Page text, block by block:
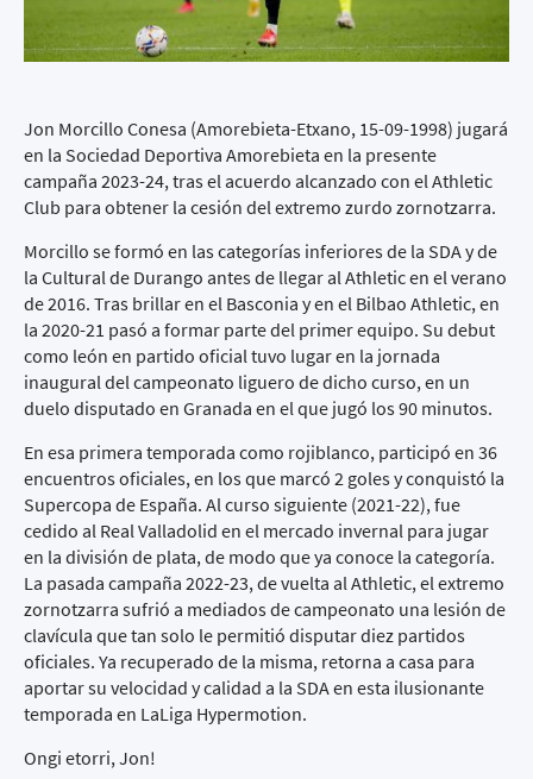
Jon Morcillo Conesa (Amorebieta-Etxano, 15-09-1998) jugará
en la Sociedad Deportiva Amorebieta en la presente
campaña 2023-24, tras el acuerdo alcanzado con el Athletic
Club para obtener la cesión del extremo zurdo zornotzarra.
Morcillo se formó en las categorías inferiores de la SDA y de
la Cultural de Durango antes de llegar al Athletic en el verano
de 2016. Tras brillar en el Basconia y en el Bilbao Athletic, en
la 2020-21 pasó a formar parte del primer equipo. Su debut
como león en partido oficial tuvo lugar en la jornada
inaugural del campeonato liguero de dicho curso, en un
duelo disputado en Granada en el que jugó los 90 minutos.
En esa primera temporada como rojiblanco, participó en 36
encuentros oficiales, en los que marcó 2 goles y conquistó la
Supercopa de España. Al curso siguiente (2021-22), fue
cedido al Real Valladolid en el mercado invernal para jugar
en la división de plata, de modo que ya conoce la categoría.
La pasada campaña 2022-23, de vuelta al Athletic, el extremo
zornotzarra sufrió a mediados de campeonato una lesión de
clavícula que tan solo le permitió disputar diez partidos
oficiales. Ya recuperado de la misma, retorna a casa para
aportar su velocidad y calidad a la SDA en esta ilusionante
temporada en LaLiga Hypermotion.
Ongi etorri, Jon!